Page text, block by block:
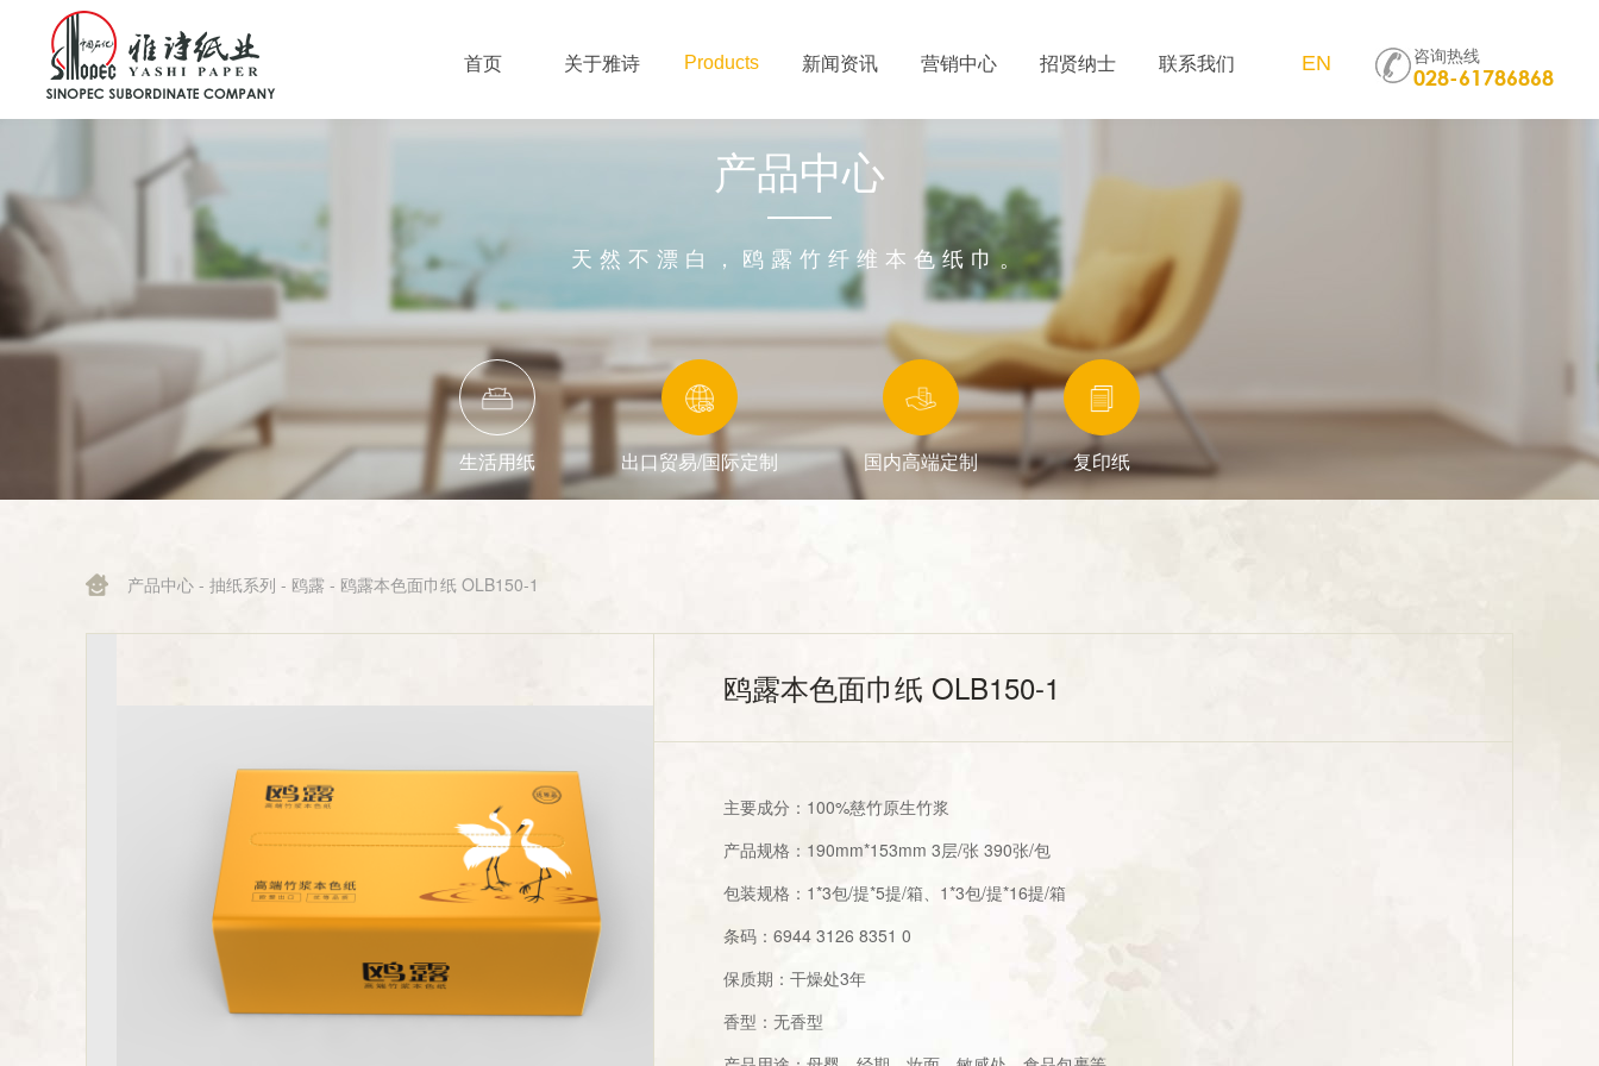
咨询热线
028-61786868
EN
首页 关于雅诗 Products 新闻资讯 营销中心 招贤纳士 联系我们
产品中心
天然不漂白，鸥露竹纤维本色纸巾。
生活用纸 出口贸易/国际定制 国内高端定制 复印纸
产品中心 - 抽纸系列 - 鸥露 - 鸥露本色面巾纸 OLB150-1
鸥露本色面巾纸 OLB150-1
主要成分：100%慈竹原生竹浆
产品规格：190mm*153mm 3层/张 390张/包
包装规格：1*3包/提*5提/箱、1*3包/提*16提/箱
条码：6944 3126 8351 0
保质期：干燥处3年
香型：无香型